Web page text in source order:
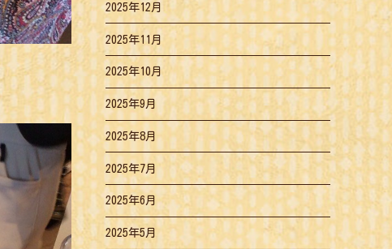
2025年12月
2025年11月
2025年10月
2025年9月
2025年8月
2025年7月
2025年6月
2025年5月